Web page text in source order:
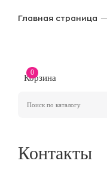
Главная страница
Корзина
0
Контакты